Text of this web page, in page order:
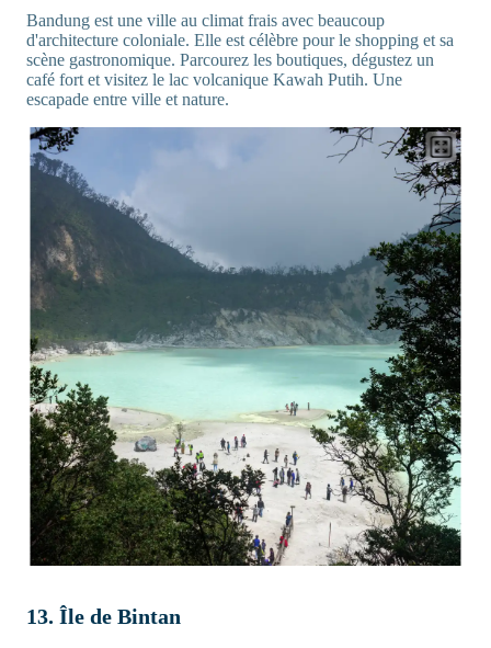
Bandung est une ville au climat frais avec beaucoup
d'architecture coloniale. Elle est célèbre pour le shopping et sa
scène gastronomique. Parcourez les boutiques, dégustez un
café fort et visitez le lac volcanique Kawah Putih. Une
escapade entre ville et nature.
13. Île de Bintan